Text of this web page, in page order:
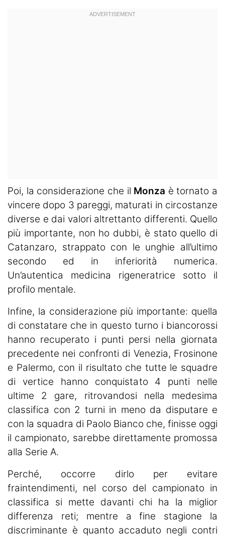
Poi, la considerazione che il Monza è tornato a
vincere dopo 3 pareggi, maturati in circostanze
diverse e dai valori altrettanto differenti. Quello
più importante, non ho dubbi, è stato quello di
Catanzaro, strappato con le unghie all’ultimo
secondo ed in inferiorità numerica.
Un’autentica medicina rigeneratrice sotto il
profilo mentale.
Infine, la considerazione più importante: quella
di constatare che in questo turno i biancorossi
hanno recuperato i punti persi nella giornata
precedente nei confronti di Venezia, Frosinone
e Palermo, con il risultato che tutte le squadre
di vertice hanno conquistato 4 punti nelle
ultime 2 gare, ritrovandosi nella medesima
classifica con 2 turni in meno da disputare e
con la squadra di Paolo Bianco che, finisse oggi
il campionato, sarebbe direttamente promossa
alla Serie A.
Perché, occorre dirlo per evitare
fraintendimenti, nel corso del campionato in
classifica si mette davanti chi ha la miglior
differenza reti; mentre a fine stagione la
discriminante è quanto accaduto negli contri